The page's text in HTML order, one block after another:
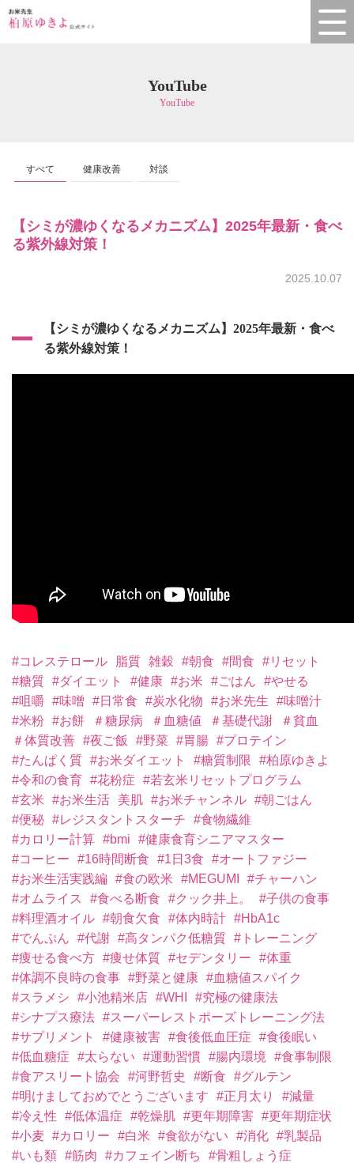
YouTube
YouTube
すべて 健康改善 対談
【シミが濃ゆくなるメカニズム】2025年最新・食べ
る紫外線対策！
2025.10.07
【シミが濃ゆくなるメカニズム】2025年最新・食べ
る紫外線対策！
#コレステロール 脂質 雑穀 #朝食 #間食
#リセット
#糖質 #ダイエット #健康 #お米 #ごはん
#やせる
#咀嚼 #味噌 #日常食 #炭水化物 #お米先生
#味噌汁
#米粉 #お餅 ＃糖尿病 ＃血糖値 ＃基礎代謝
＃貧血
＃体質改善 #夜ご飯 #野菜 #胃腸 #プロテイン
#たんぱく質 #お米ダイエット #糖質制限
#柏原ゆきよ
#令和の食育 #花粉症
#若玄米リセットプログラム
#玄米
#お米生活 美肌 #お米チャンネル #朝ごはん
#便秘 #レジスタントスターチ
#食物繊維
#カロリー計算 #bmi
#健康食育シニアマスター
#コーヒー
#16時間断食 #1日3食
#オートファジー
#お米生活実践編
#食の欧米 #MEGUMI
#チャーハン
#オムライス
#食べる断食 #クック井上。
#子供の食事
#料理酒オイル #朝食欠食 #体内時計 #HbA1c
#でんぷん
#代謝 #高タンパク低糖質 #トレーニング
#痩せる食べ方 #痩せ体質 #セデンタリー
#体重
#体調不良時の食事 #野菜と健康 #血糖値スパイク
#スラメシ
#小池精米店 #WHI
#究極の健康法
#シナプス療法 #スーパーレストポーズトレーニング法
#サプリメント
#健康被害 #食後低血圧症
#食後眠い
#低血糖症
#太らない #運動習慣 #腸内環境
#食事制限
#食アスリート協会
#河野哲史 #断食
#グルテン
#明けましておめでとうございます
#正月太り
#減量
#冷え性
#低体温症 #乾燥肌 #更年期障害 #更年期症状
#小麦 #カロリー #白米 #食欲がない #消化 #乳製品
#いも類 #筋肉 #カフェイン断ち
#骨粗しょう症